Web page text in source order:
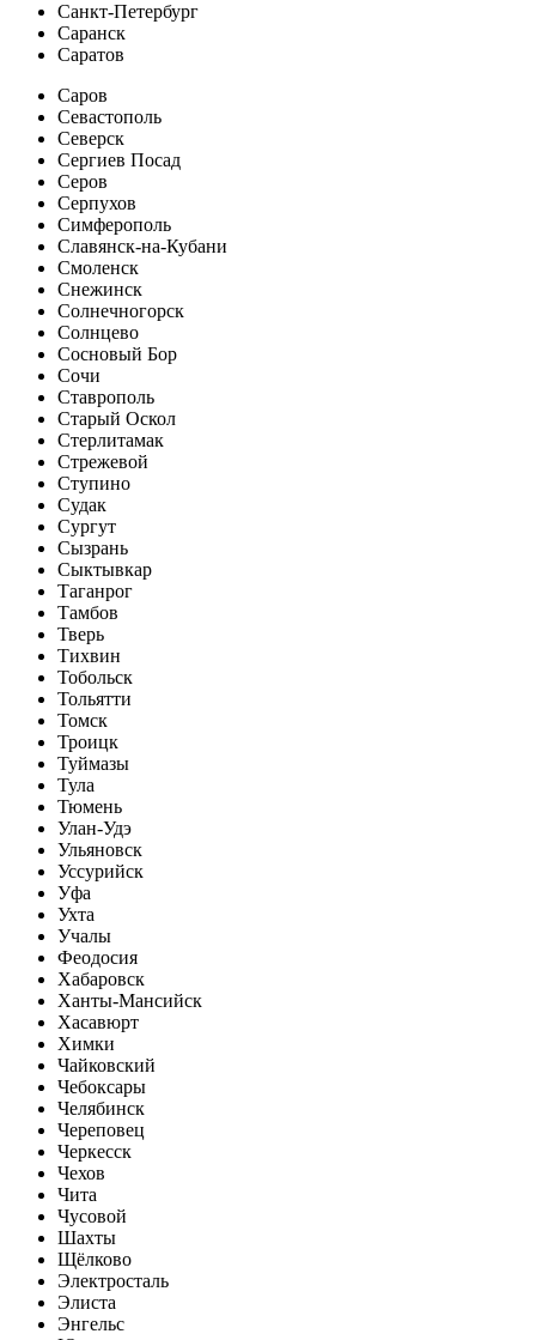
Санкт-Петербург
Саранск
Саратов
Саров
Севастополь
Северск
Сергиев Посад
Серов
Серпухов
Симферополь
Славянск-на-Кубани
Смоленск
Снежинск
Солнечногорск
Солнцево
Сосновый Бор
Сочи
Ставрополь
Старый Оскол
Стерлитамак
Стрежевой
Ступино
Судак
Сургут
Сызрань
Сыктывкар
Таганрог
Тамбов
Тверь
Тихвин
Тобольск
Тольятти
Томск
Троицк
Туймазы
Тула
Тюмень
Улан-Удэ
Ульяновск
Уссурийск
Уфа
Ухта
Учалы
Феодосия
Хабаровск
Ханты-Мансийск
Хасавюрт
Химки
Чайковский
Чебоксары
Челябинск
Череповец
Черкесск
Чехов
Чита
Чусовой
Шахты
Щёлково
Электросталь
Элиста
Энгельс